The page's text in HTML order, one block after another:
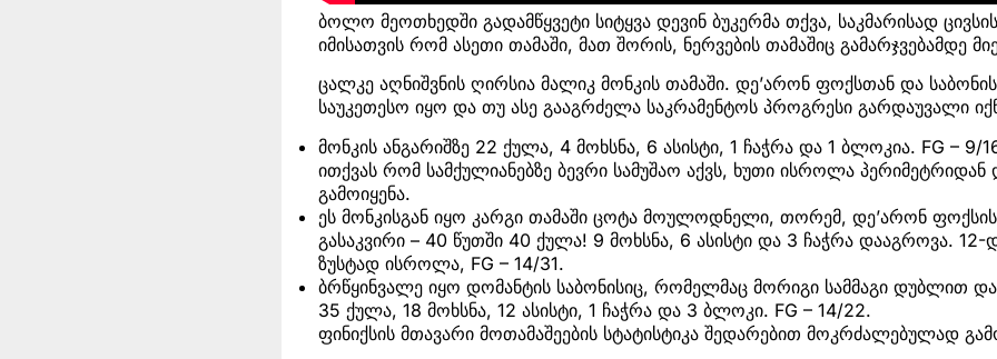
ბოლო მეოთხედში გადამწყვეტი სიტყვა დევინ ბუკერმა თქვა, საკმარისად
იმისათვის რომ ასეთი თამაში, მათ შორის, ნერვების თამაშიც გამარჯვებამდე
ცალკე აღნიშვნის ღირსია მალიკ მონკის თამაში. დე’არონ ფოქსთან და
საუკეთესო იყო და თუ ასე გააგრძელა საკრამენტოს პროგრესი გარდაუვალი
მონკის ანგარიშზე 22 ქულა, 4 მოხსნა, 6 ასისტი, 1 ჩაჭრა და 1 ბლოკია. FG – 9/
ითქვას რომ სამქულიანებზე ბევრი სამუშაო აქვს, ხუთი ისროლა
გამოიყენა.
ეს მონკისგან იყო კარგი თამაში ცოტა მოულოდნელი, თორემ, დე’არონ
გასაკვირი – 40 წუთში 40 ქულა! 9 მოხსნა, 6 ასისტი და 3 ჩაჭრა დააგროვა. 12-
ზუსტად ისროლა, FG – 14/31.
ბრწყინვალე იყო დომანტის საბონისიც, რომელმაც მორიგი სამმაგი დუბლით
35 ქულა, 18 მოხსნა, 12 ასისტი, 1 ჩაჭრა და 3 ბლოკი. FG – 14/22.
ფინიქსის მთავარი მოთამაშეების სტატისტიკა შედარებით მოკრძალებულად